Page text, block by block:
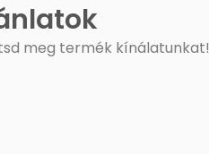
meg termék kínálatunkat!